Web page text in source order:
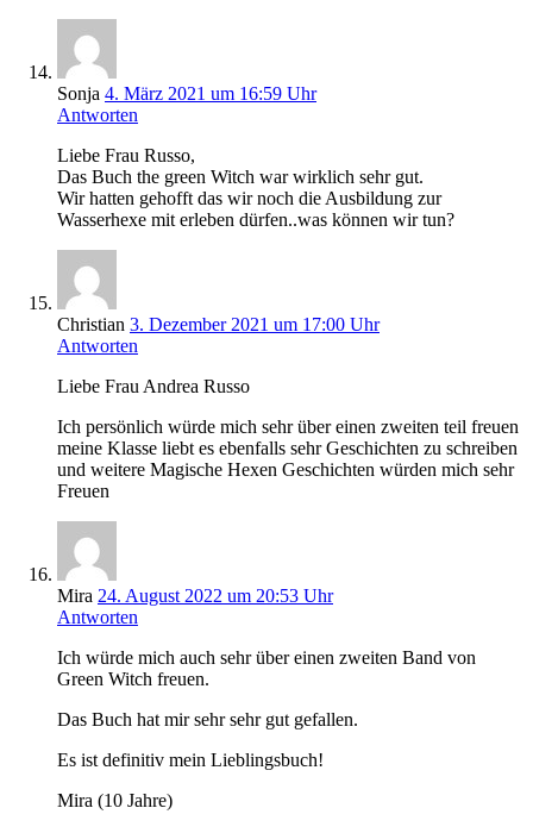
Sonja 4. März 2021 um 16:59 Uhr
Antworten
Liebe Frau Russo,
Das Buch the green Witch war wirklich sehr gut.
Wir hatten gehofft das wir noch die Ausbildung zur
Wasserhexe mit erleben dürfen..was können wir tun?
Christian 3. Dezember 2021 um 17:00 Uhr
Antworten
Liebe Frau Andrea Russo
Ich persönlich würde mich sehr über einen zweiten teil freuen
meine Klasse liebt es ebenfalls sehr Geschichten zu schreiben
und weitere Magische Hexen Geschichten würden mich sehr
Freuen
Mira 24. August 2022 um 20:53 Uhr
Antworten
Ich würde mich auch sehr über einen zweiten Band von
Green Witch freuen.
Das Buch hat mir sehr sehr gut gefallen.
Es ist definitiv mein Lieblingsbuch!
Mira (10 Jahre)